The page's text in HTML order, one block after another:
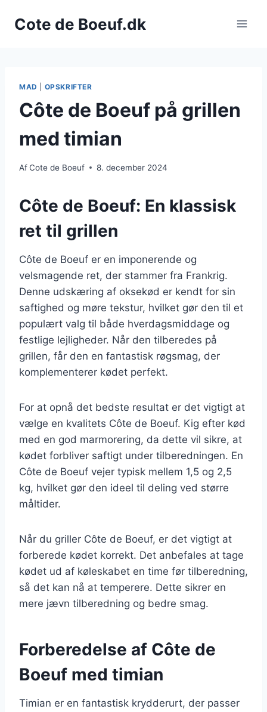
Cote de Boeuf.dk
MAD OPSKRIFTER
Côte de Boeuf på grillen
med timian
AfCote de Boeuf 8. december 2024
Côte de Boeuf: En klassisk
ret til grillen
Côte de Boeuf er en imponerende og
velsmagende ret, der stammer fra Frankrig.
Denne udskæring af oksekød er kendt for sin
saftighed og møre tekstur, hvilket gør den til et
populært valg til både hverdagsmiddage og
festlige lejligheder. Når den tilberedes på
grillen, får den en fantastisk røgsmag, der
komplementerer kødet perfekt.
For at opnå det bedste resultat er det vigtigt at
vælge en kvalitets Côte de Boeuf. Kig efter kød
med en god marmorering, da dette vil sikre, at
kødet forbliver saftigt under tilberedningen. En
Côte de Boeuf vejer typisk mellem 1,5 og 2,5
kg, hvilket gør den ideel til deling ved større
måltider.
Når du griller Côte de Boeuf, er det vigtigt at
forberede kødet korrekt. Det anbefales at tage
kødet ud af køleskabet en time før tilberedning,
så det kan nå at temperere. Dette sikrer en
mere jævn tilberedning og bedre smag.
Forberedelse af Côte de
Boeuf med timian
Timian er en fantastisk krydderurt, der passer